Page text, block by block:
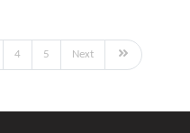
4 5 Next